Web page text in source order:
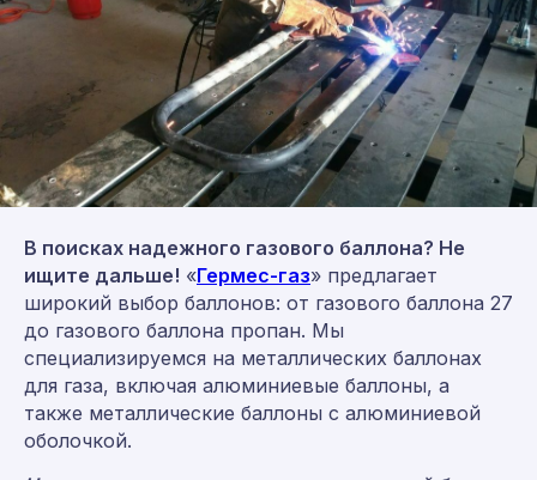
В поисках надежного газового баллона? Не
ищите дальше! «Гермес-газ» предлагает
широкий выбор баллонов: от газового баллона 27
до газового баллона пропан. Мы
специализируемся на металлических баллонах
для газа, включая алюминиевые баллоны, а
также металлические баллоны с алюминиевой
оболочкой.
info@germes-gas.ru
Заказать звонок
Мы находимся по адресу:
Москва, ул. Средняя Калитниковская
26/27с1 (офис 603)
Римская, Нижегородская, Площадь Ильича